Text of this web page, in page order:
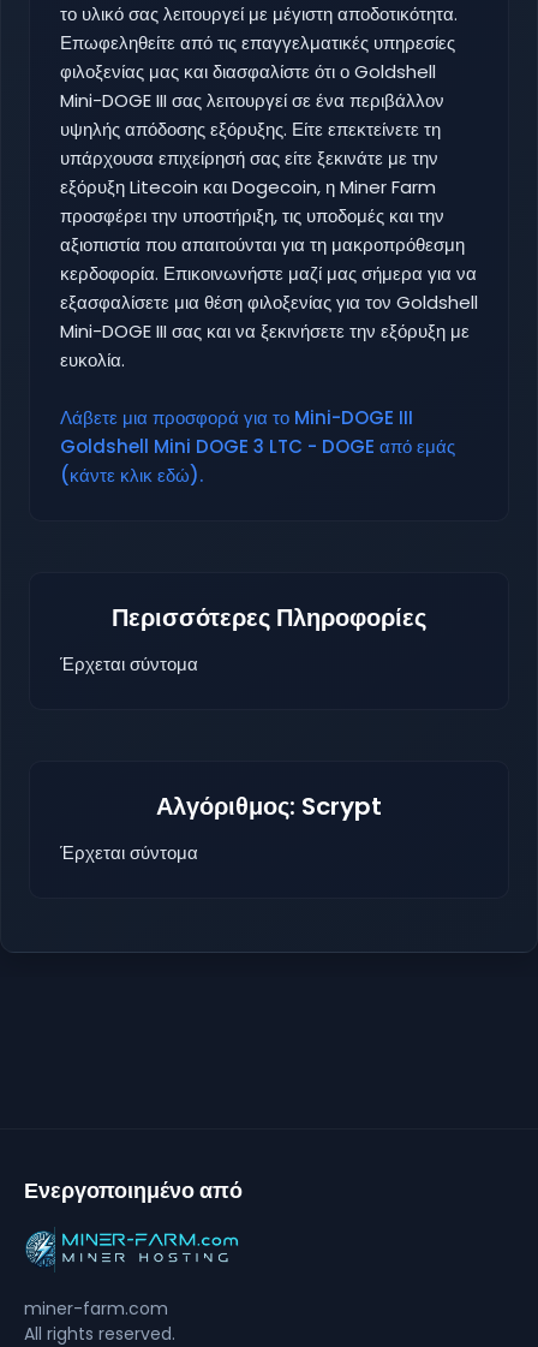
το υλικό σας λειτουργεί με μέγιστη αποδοτικότητα.
Επωφεληθείτε από τις επαγγελματικές υπηρεσίες
φιλοξενίας μας και διασφαλίστε ότι ο Goldshell
Mini-DOGE III σας λειτουργεί σε ένα περιβάλλον
υψηλής απόδοσης εξόρυξης. Είτε επεκτείνετε τη
υπάρχουσα επιχείρησή σας είτε ξεκινάτε με την
εξόρυξη Litecoin και Dogecoin, η Miner Farm
προσφέρει την υποστήριξη, τις υποδομές και την
αξιοπιστία που απαιτούνται για τη μακροπρόθεσμη
κερδοφορία. Επικοινωνήστε μαζί μας σήμερα για να
εξασφαλίσετε μια θέση φιλοξενίας για τον Goldshell
Mini-DOGE III σας και να ξεκινήσετε την εξόρυξη με
ευκολία.
Λάβετε μια προσφορά για το Mini-DOGE III
Goldshell Mini DOGE 3 LTC - DOGE από εμάς
(κάντε κλικ εδώ).
Περισσότερες Πληροφορίες
Έρχεται σύντομα
Αλγόριθμος: Scrypt
Έρχεται σύντομα
Ενεργοποιημένο από
miner-farm.com
All rights reserved.